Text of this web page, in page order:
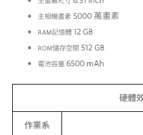
主相機畫素 5000 萬畫素
RAM記憶體 12 GB
ROM儲存空間 512 GB
電池容量 6500 mAh
硬體
作業系